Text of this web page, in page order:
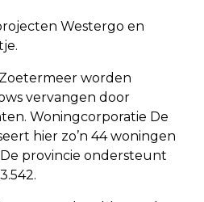
Westergo en
worden
vervangen door
Woningcorporatie De
hier zo’n 44 woningen
provincie ondersteunt